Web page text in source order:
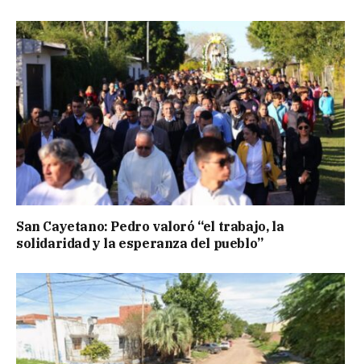
San Cayetano: Pedro valoró “el trabajo, la
solidaridad y la esperanza del pueblo”